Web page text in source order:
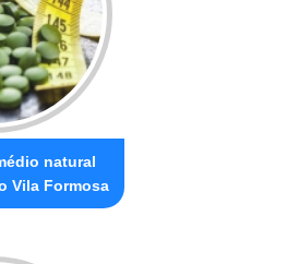
natural
Vila Formosa